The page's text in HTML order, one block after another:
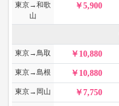
東京→和歌
山
5,900
東京→鳥取 10,880
東京→島根 10,880
東京→岡山 7,750